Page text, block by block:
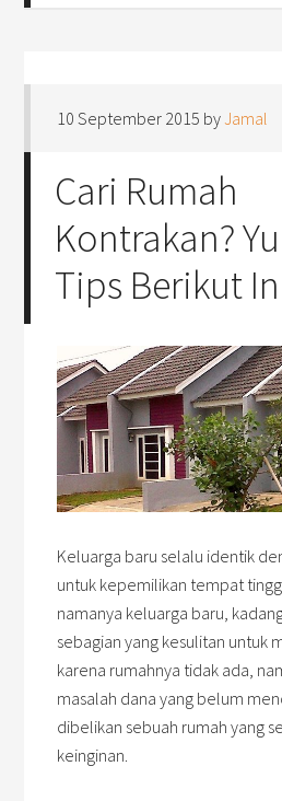
10 September 2015 byJamal
Cari Rumah
Kontrakan?
Tips Berikut
Keluarga baru selalu identik
untuk kepemilikan tempat
namanya keluarga baru,
sebagian yang kesulitan untuk
karena rumahnya tidak ada,
masalah dana yang belum
dibelikan sebuah rumah yang
keinginan.